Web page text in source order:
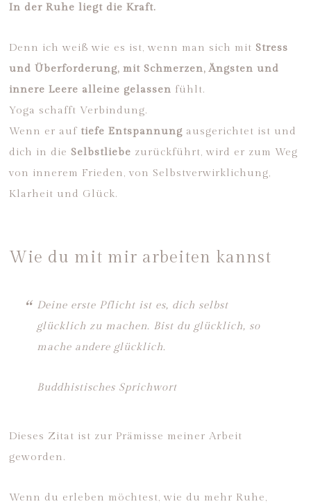
In der Ruhe liegt die Kraft.
Denn ich weiß wie es ist, wenn man sich mit Stress
und Überforderung, mit Schmerzen, Ängsten und
innere Leere alleine gelassen fühlt.
Yoga schafft Verbindung.
Wenn er auf tiefe Entspannung ausgerichtet ist und
dich in die Selbstliebe zurückführt, wird er zum Weg
von innerem Frieden, von Selbstverwirklichung,
Klarheit und Glück.
Wie du mit mir arbeiten kannst
Deine erste Pflicht ist es, dich selbst
glücklich zu machen. Bist du glücklich, so
mache andere glücklich.
Buddhistisches Sprichwort
Dieses Zitat ist zur Prämisse meiner Arbeit
geworden.
Wenn du erleben möchtest, wie du mehr Ruhe,